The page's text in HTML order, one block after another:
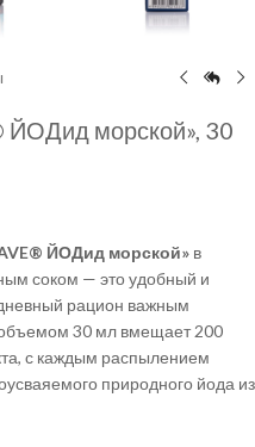
ЙОДид морской», 30
ЙОДид морской» в
соком — это удобный и
рацион важным
30 мл вмещает 200
с каждым распылением
природного йода из